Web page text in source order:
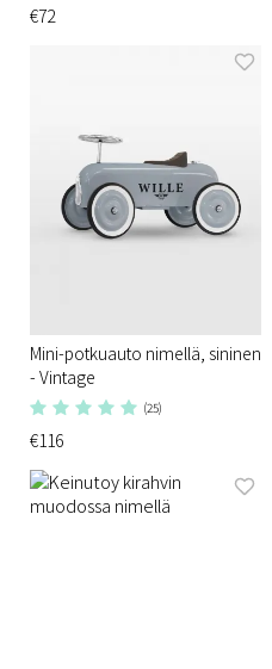
€72
Mini-potkuauto nimellä, sininen
- Vintage
(25)
€116